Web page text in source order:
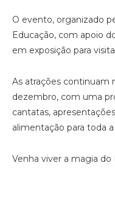
O evento, organizado
Educação, com apoio
em exposição para
As atrações continuam
dezembro, com uma
cantatas,
alimentação para toda
Venha viver a magia